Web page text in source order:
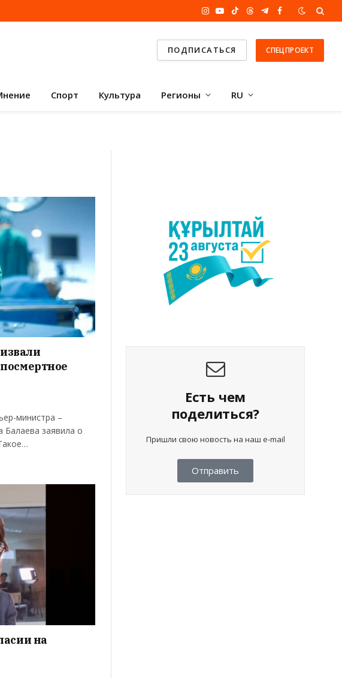
Instagram
YouTube
TikTokThreadsTelegram
Facebook
ПОДПИСАТЬСЯ СПЕЦПРОЕКТ
Спорт Культура Регионы RU
министра –
Балаева заявила о
на
Есть чем
поделиться?
Пришли свою новость на наш e-mail
Отправить